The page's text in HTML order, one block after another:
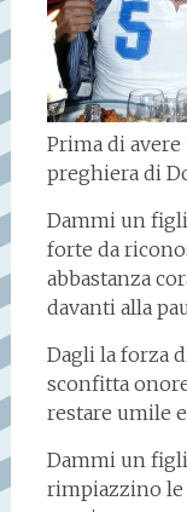
Prima di
preghiera di
Dammi un
forte da
abbastanza
davanti alla
Dagli la forza
sconfitta
restare umile
Dammi un
rimpiazzino le